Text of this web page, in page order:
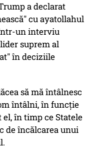
a declarat
cu ayatollahul
un interviu
suprem al
în deciziile
să mă întâlnesc
întâlni, în funcţie
el, în timp ce Statele
de încălcarea unui